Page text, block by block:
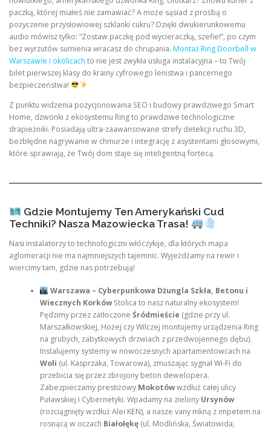
paczką, której miałeś nie zamawiać? A może sąsiad z prośbą o
pożyczenie przysłowiowej szklanki cukru? Dzięki dwukierunkowemu
audio mówisz tylko: “Zostaw paczkę pod wycieraczką, szefie!”, po czym
bez wyrzutów sumienia wracasz do chrupania. Montaż Ring Doorbell w
Warszawie i okolicach to nie jest zwykła usługa instalacyjna – to Twój
bilet pierwszej klasy do krainy cyfrowego lenistwa i pancernego
bezpieczeństwa!
Z punktu widzenia pozycjonowania SEO i budowy prawdziwego Smart
Home, dzwonki z ekosystemu Ring to prawdziwe technologiczne
drapieżniki. Posiadają ultra-zaawansowane strefy detekcji ruchu 3D,
bezbłędne nagrywanie w chmurze i integrację z asystentami głosowymi,
które sprawiają, że Twój dom staje się inteligentną fortecą.
Gdzie Montujemy Ten Amerykański Cud
Techniki? Nasza Mazowiecka Trasa!
Nasi instalatorzy to technologiczni włóczykije, dla których mapa
aglomeracji nie ma najmniejszych tajemnic. Wyjeżdżamy na rewir i
wiercimy tam, gdzie nas potrzebują!
Warszawa – Cyberpunkowa Dżungla Szkła, Betonu i
Wiecznych KorkówStolica to nasz naturalny ekosystem!
Pędzimy przez zatłoczone Śródmieście (gdzie przy ul.
Marszałkowskiej, Hożej czy Wilczej montujemy urządzenia Ring
na grubych, zabytkowych drzwiach z przedwojennego dębu).
Instalujemy systemy w nowoczesnych apartamentowcach na
Woli (ul. Kasprzaka, Towarowa), zmuszając sygnał Wi-Fi do
przebicia się przez zbrojony beton dewelopera.
Zabezpieczamy prestiżowy Mokotówwzdłuż całej ulicy
Puławskiej i Cybernetyki. Wpadamy na zielony Ursynów
(rozciągnięty wzdłuż Alei KEN), a nasze vany mkną z impetem na
rosnącą w oczach Białołękę(ul. Modlińska, Światowida,